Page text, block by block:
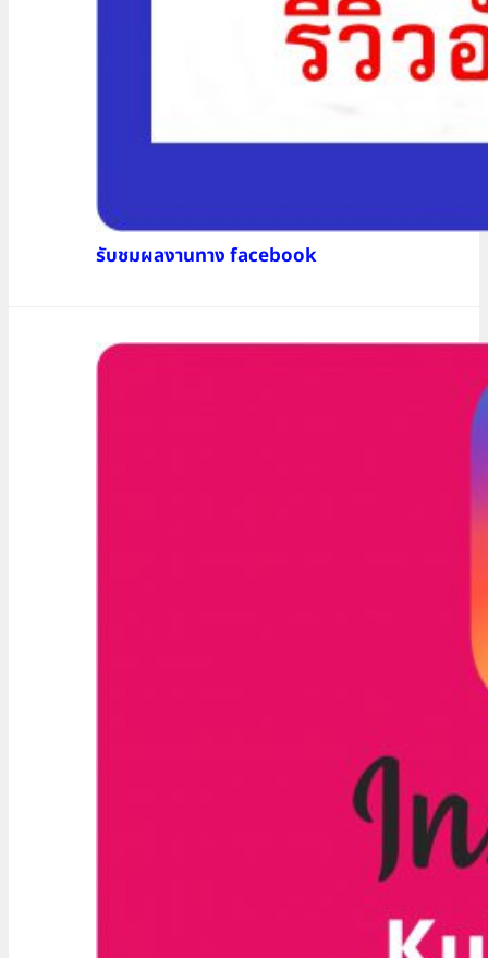
รับชมผลงานทาง facebook